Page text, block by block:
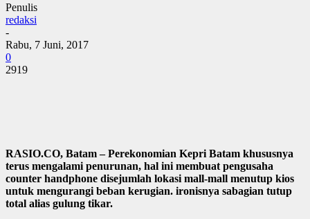
Penulis
redaksi
-
Rabu, 7 Juni, 2017
0
2919
RASIO.CO, Batam – Perekonomian Kepri Batam khususnya
terus mengalami penurunan, hal ini membuat pengusaha
counter handphone disejumlah lokasi mall-mall menutup kios
untuk mengurangi beban kerugian. ironisnya sabagian tutup
total alias gulung tikar.